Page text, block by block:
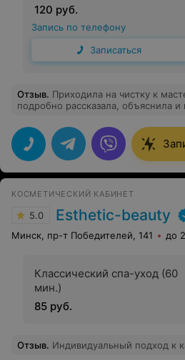
120 руб.
Запись по телефону
Записаться
Отзыв. Приходила на чистку к
подробно рассказала, объяснила и
КОСМЕТИЧЕСКИЙ КАБИНЕТ
5.0 Esthetic-beauty
Минск, пр-т Победителей, 141 до
Классический спа-уход (60
мин.)
85 руб.
Отзыв. Индивидуальный подход к